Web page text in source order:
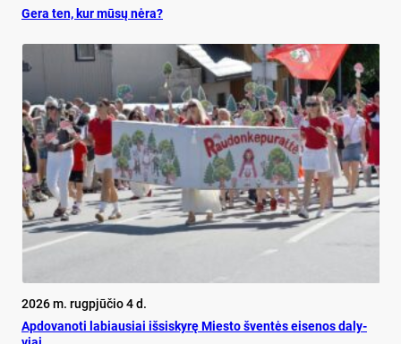
Ge­ra ten, kur mū­sų nė­ra?
2026 m. rugpjūčio 4 d.
Ap­do­va­no­ti la­biau­siai iš­si­sky­rę Mies­to šven­tės ei­se­nos da­ly­